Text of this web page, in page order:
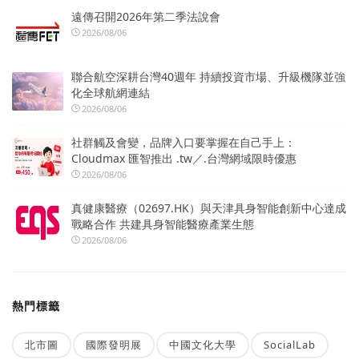
遠傳召開2026年第二季法說會
2026/08/06
聯合航空深耕台灣40週年 持續投資市場、升級機隊並強
化全球航網連結
2026/08/06
社群觸及會變，品牌入口要掌握在自己手上：
Cloudmax 匯智推出 .tw／.台灣網域限時優惠
2026/08/06
真健康醫療（02697.HK）與天津具身智能創新中心達成
戰略合作 共建具身智能醫療產業生態
2026/08/06
熱門標籤
北市圖 國際發明展 中國文化大學 SocialLab